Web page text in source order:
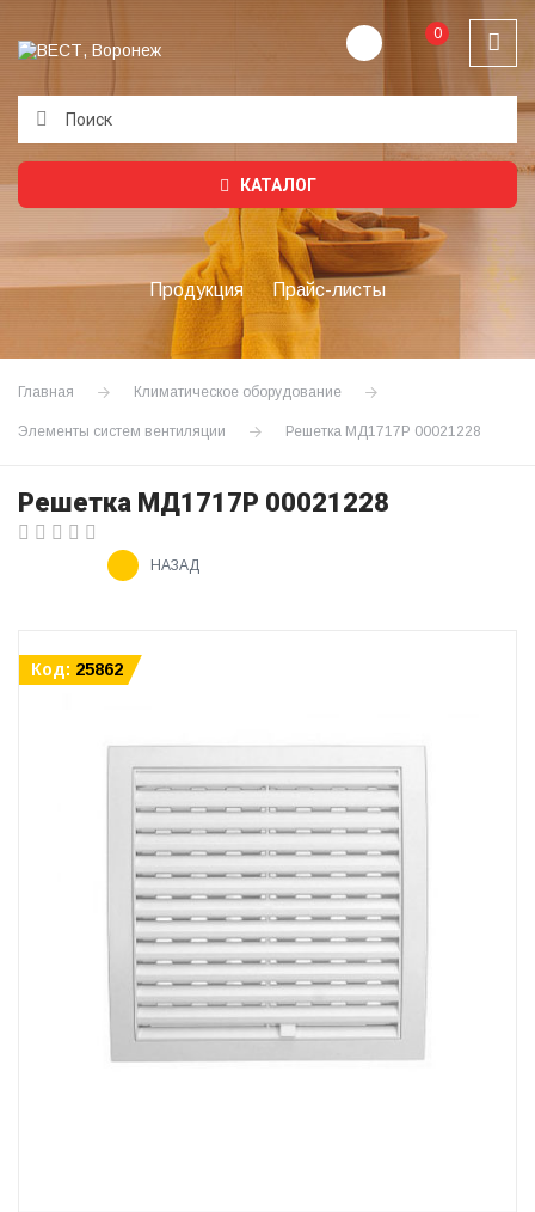
0
КАТАЛОГ
Продукция Прайс-листы
Главная Климатическое оборудование
Элементы систем вентиляции Решетка МД1717Р 00021228
Решетка МД1717Р 00021228
НАЗАД
Код: 25862